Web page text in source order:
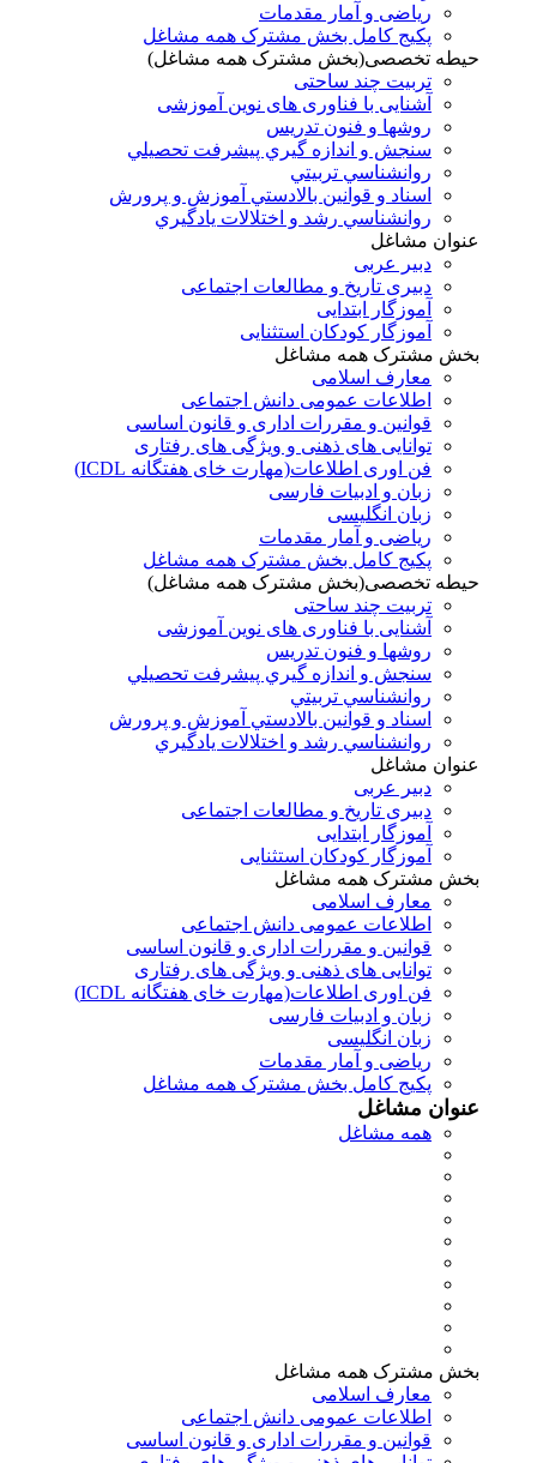
ریاضی و آمار مقدمات
پکیج کامل بخش مشترک همه مشاغل
حیطه تخصصی(بخش مشترک همه مشاغل)
تربیت چند ساحتی
آشنایی با فناوری های نوین آموزشی
روشها و فنون تدريس
سنجش و اندازه گيري پيشرفت تحصيلي
روانشناسي تربيتي
اسناد و قوانين بالادستي آموزش و پرورش
روانشناسي رشد و اختلالات يادگيري
عنوان مشاغل
دبير عربی
دبیری تاریخ و مطالعات اجتماعی
آموزگار ابتدایی
آموزگار کودکان استثنایی
بخش مشترک همه مشاغل
معارف اسلامی
اطلاعات عمومی دانش اجتماعی
قوانین و مقررات اداری و قانون اساسی
توانایی های ذهنی و ویژگی های رفتاری
فن اوری اطلاعات(مهارت خای هفتگانه ICDL)
زبان و ادبیات فارسی
زبان انگلیسی
ریاضی و آمار مقدمات
پکیج کامل بخش مشترک همه مشاغل
حیطه تخصصی(بخش مشترک همه مشاغل)
تربیت چند ساحتی
آشنایی با فناوری های نوین آموزشی
روشها و فنون تدريس
سنجش و اندازه گيري پيشرفت تحصيلي
روانشناسي تربيتي
اسناد و قوانين بالادستي آموزش و پرورش
روانشناسي رشد و اختلالات يادگيري
عنوان مشاغل
دبير عربی
دبیری تاریخ و مطالعات اجتماعی
آموزگار ابتدایی
آموزگار کودکان استثنایی
بخش مشترک همه مشاغل
معارف اسلامی
اطلاعات عمومی دانش اجتماعی
قوانین و مقررات اداری و قانون اساسی
توانایی های ذهنی و ویژگی های رفتاری
فن اوری اطلاعات(مهارت خای هفتگانه ICDL)
زبان و ادبیات فارسی
زبان انگلیسی
ریاضی و آمار مقدمات
پکیج کامل بخش مشترک همه مشاغل
عنوان مشاغل
همه مشاغل
بخش مشترک همه مشاغل
معارف اسلامی
اطلاعات عمومی دانش اجتماعی
قوانین و مقررات اداری و قانون اساسی